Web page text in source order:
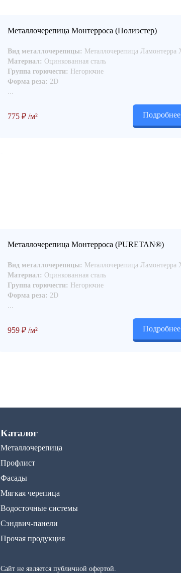
Металлочерепица Монтерроса (Полиэстер)
Вид металлочерепицы: Металлочерепица Ламонтерра
Материал: Оцинкованная сталь
Группа горючести: Негорючие
Форма реза: 2D
...
775₽ /м² Подробнее
Металлочерепица Монтерроса (PURETAN®)
Вид металлочерепицы: Металлочерепица Ламонтерра
Материал: Оцинкованная сталь
Группа горючести: Негорючие
Форма реза: 2D
...
959₽ /м² Подробнее
Каталог
Металлочерепица
Профлист
Фасады
Мягкая черепица
Водосточные системы
Сэндвич-панели
Прочая продукция
Сайт не является публичной офертой.